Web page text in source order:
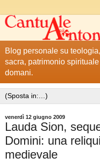
Blog personale su
sacra, patrimonio
domani.
venerdì 12 giugno 2009
Lauda Sion,
Domini: una
medievale